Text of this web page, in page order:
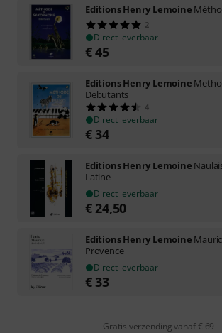
Editions Henry Lemoine
2
Direct leverbaar
€45
Editions Henry Lemoine
Debutants
4
Direct leverbaar
€ 34
Editions Henry Lemoine
Latine
Direct leverbaar
€ 24,50
Editions Henry Lemoine
Provence
Direct leverbaar
€ 33
Gratis verzending vanaf € 69